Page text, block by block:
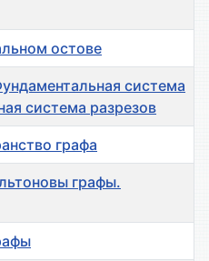
остове
система
система разрезов
графа
графы.